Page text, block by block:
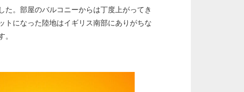
た。部屋のバルコニーからは丁度上がってき
トになった陸地はイギリス南部にありがちな
。